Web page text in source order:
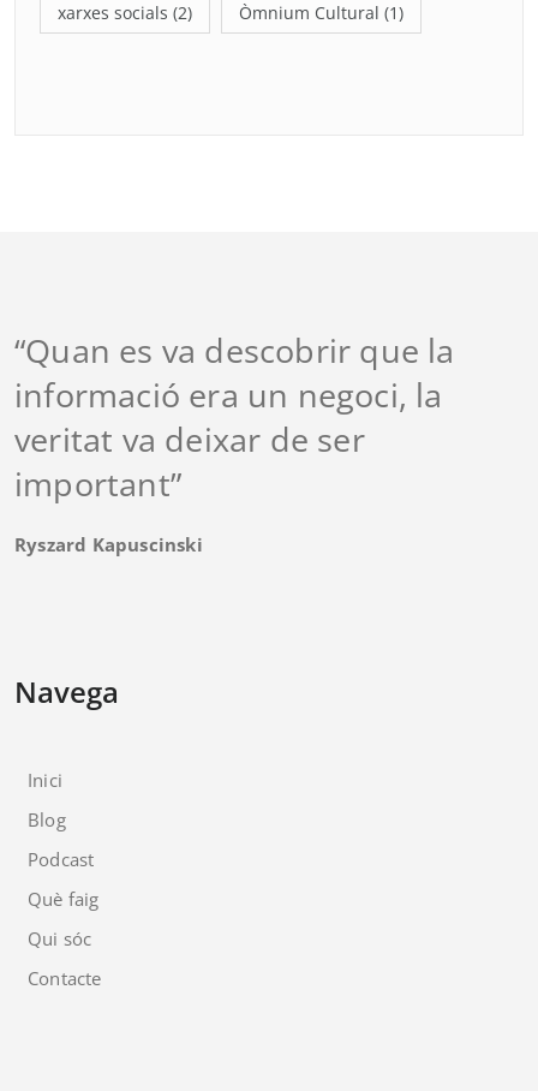
xarxes socials (2) Òmnium Cultural (1)
“Quan es va descobrir que la
informació era un negoci, la
veritat va deixar de ser
important”
Ryszard Kapuscinski
Navega
Inici
Blog
Podcast
Què faig
Qui sóc
Contacte